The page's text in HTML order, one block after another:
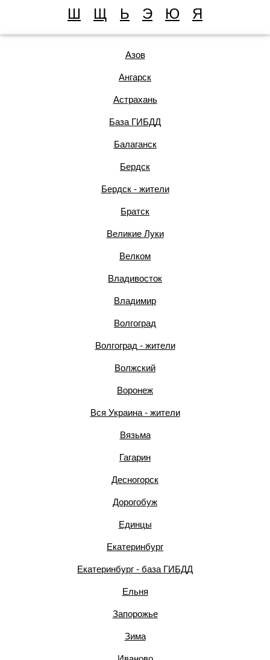
Ш
Щ Ь Э Ю Я
Азов
Ангарск
Астрахань
База ГИБДД
Балаганск
Бердск
Бердск - жители
Братск
Великие Луки
Велком
Владивосток
Владимир
Волгоград
Волгоград - жители
Волжский
Воронеж
Вся Украина - жители
Вязьма
Гагарин
Десногорск
Дорогобуж
Единцы
Екатеринбург
Екатеринбург - база ГИБДД
Ельня
Запорожье
Зима